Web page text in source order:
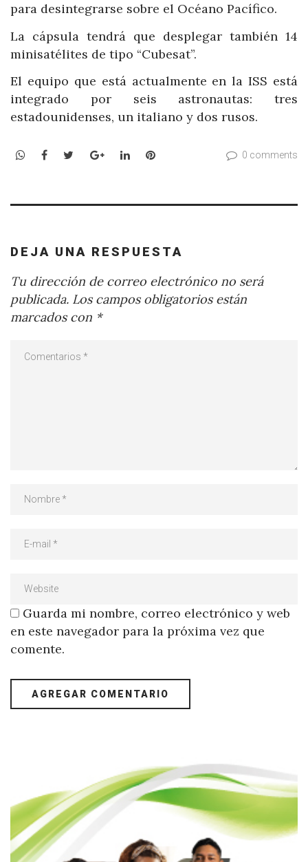
para desintegrarse sobre el Océano Pacífico.
La cápsula tendrá que desplegar también 14
minisatélites de tipo “Cubesat”.
El equipo que está actualmente en la ISS está
integrado por seis astronautas: tres
estadounidenses, un italiano y dos rusos.
WhatsApp
Facebook
TwitterGoogle+LinkedInPinterest 0 comments
DEJA UNA RESPUESTA
Tu dirección de correo electrónico no será
publicada. Los campos obligatorios están
marcados con *
Guarda mi nombre, correo electrónico y web
en este navegador para la próxima vez que
comente.